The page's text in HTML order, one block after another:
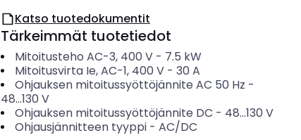
Katso tuotedokumentit
Tärkeimmät tuotetiedot
Mitoitusteho AC-3, 400 V- 7.5 kW
Mitoitusvirta Ie, AC-1, 400 V- 30 A
Ohjauksen mitoitussyöttöjännite AC 50 Hz -
48...130 V
Ohjauksen mitoitussyöttöjännite DC - 48...130 V
Ohjausjännitteen tyyppi- AC/DC